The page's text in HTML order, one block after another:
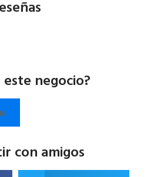
este negocio?
con amigos